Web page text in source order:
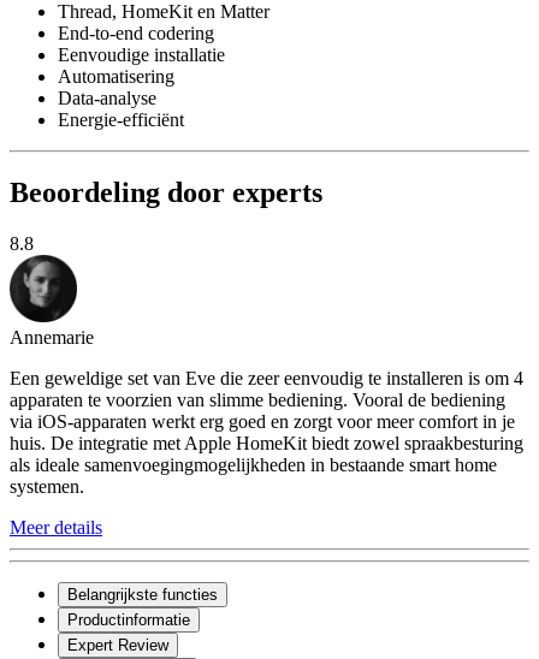
Thread, HomeKit en Matter
End-to-end codering
Eenvoudige installatie
Automatisering
Data-analyse
Energie-efficiënt
Beoordeling door experts
8.8
Annemarie
Een geweldige set van Eve die zeer eenvoudig te installeren is om 4
apparaten te voorzien van slimme bediening. Vooral de bediening
via iOS-apparaten werkt erg goed en zorgt voor meer comfort in je
huis. De integratie met Apple HomeKit biedt zowel spraakbesturing
als ideale samenvoegingmogelijkheden in bestaande smart home
systemen.
Meer details
Belangrijkste functies
Productinformatie
Expert Review